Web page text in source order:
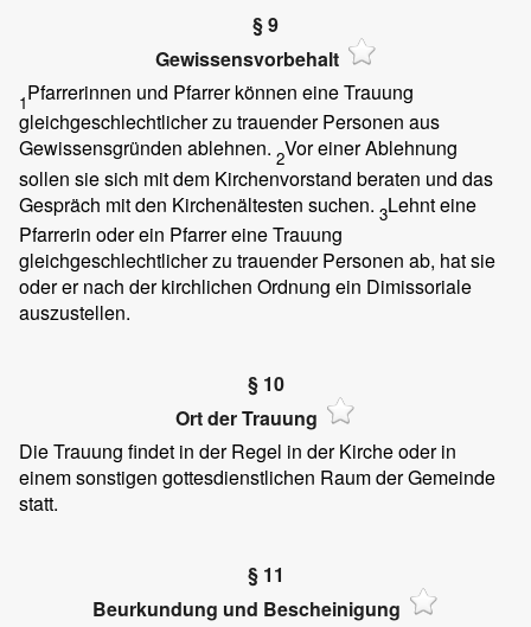
§ 9
Gewissensvorbehalt
1Pfarrerinnen und Pfarrer können eine Trauung
gleichgeschlechtlicher zu trauender Personen aus
Gewissensgründen ablehnen. 2Vor einer Ablehnung
sollen sie sich mit dem Kirchenvorstand beraten und das
Gespräch mit den Kirchenältesten suchen. 3Lehnt eine
Pfarrerin oder ein Pfarrer eine Trauung
gleichgeschlechtlicher zu trauender Personen ab, hat sie
oder er nach der kirchlichen Ordnung ein Dimissoriale
auszustellen.
§ 10
Ort der Trauung
Die Trauung findet in der Regel in der Kirche oder in
einem sonstigen gottesdienstlichen Raum der Gemeinde
statt.
§ 11
Beurkundung und Bescheinigung